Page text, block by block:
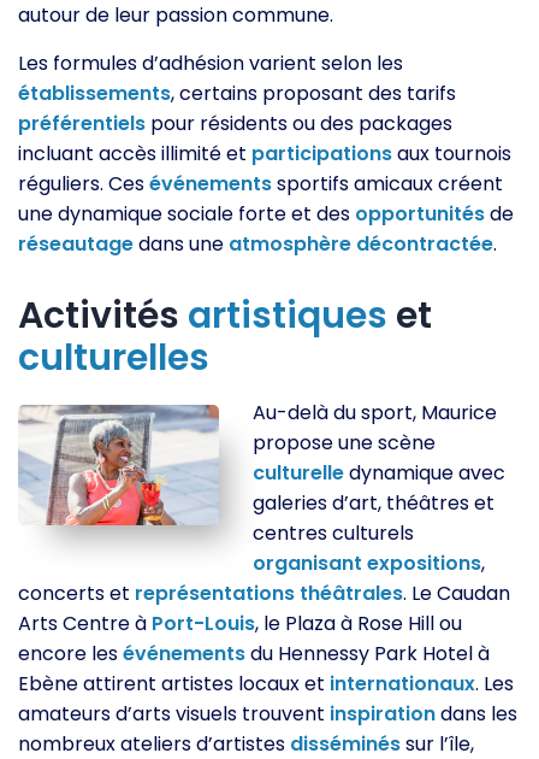
autour de leur passion commune.
Les formules d’adhésion varient selon les
établissements, certains proposant des tarifs
préférentiels pour résidents ou des packages
incluant accès illimité et participationsaux tournois
réguliers. Cesévénementssportifs amicaux créent
une dynamique sociale forte et des opportunitésde
réseautagedans une atmosphère décontractée.
Activités artistiques et
culturelles
Au-delà du sport, Maurice
propose une scène
culturelledynamique avec
galeries d’art, théâtres et
centres culturels
organisant expositions,
concerts et représentations théâtrales. Le Caudan
Arts Centre à Port-Louis, le Plaza à Rose Hill ou
encore lesévénementsdu Hennessy Park Hotel à
Ebène attirent artistes locaux et internationaux. Les
amateurs d’arts visuels trouvent inspirationdans les
nombreux ateliers d’artistes disséminéssur l’île,